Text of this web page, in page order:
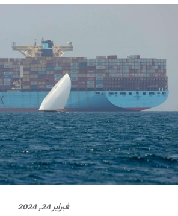
فبراير 24, 2024